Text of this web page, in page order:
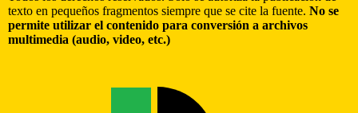
texto en pequeños fragmentos siempre que se cite la fuente. No se
permite utilizar el contenido para conversión a archivos
multimedia (audio, video, etc.)